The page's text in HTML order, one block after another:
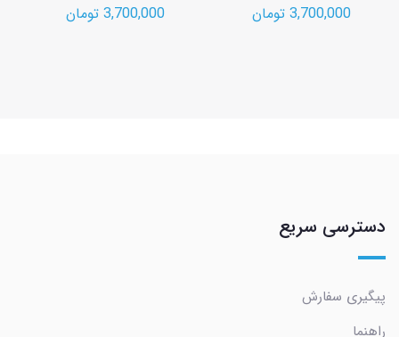
3,700,000 تومان
3,700,000 تومان
دسترسی سریع
پیگیری سفارش
راهنما